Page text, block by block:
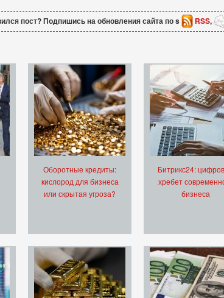
пост? Подпишись на обновления сайта по s RSS,
Оборотные кредиты:
кислород для бизнеса
или скрытая угроза?
Битрикс24:
хребет
бизнеса